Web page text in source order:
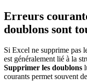
Erreurs
doublons sont
Si Excel ne supprime pas
est généralement lié à la
Supprimer les doublons
courants permet souvent